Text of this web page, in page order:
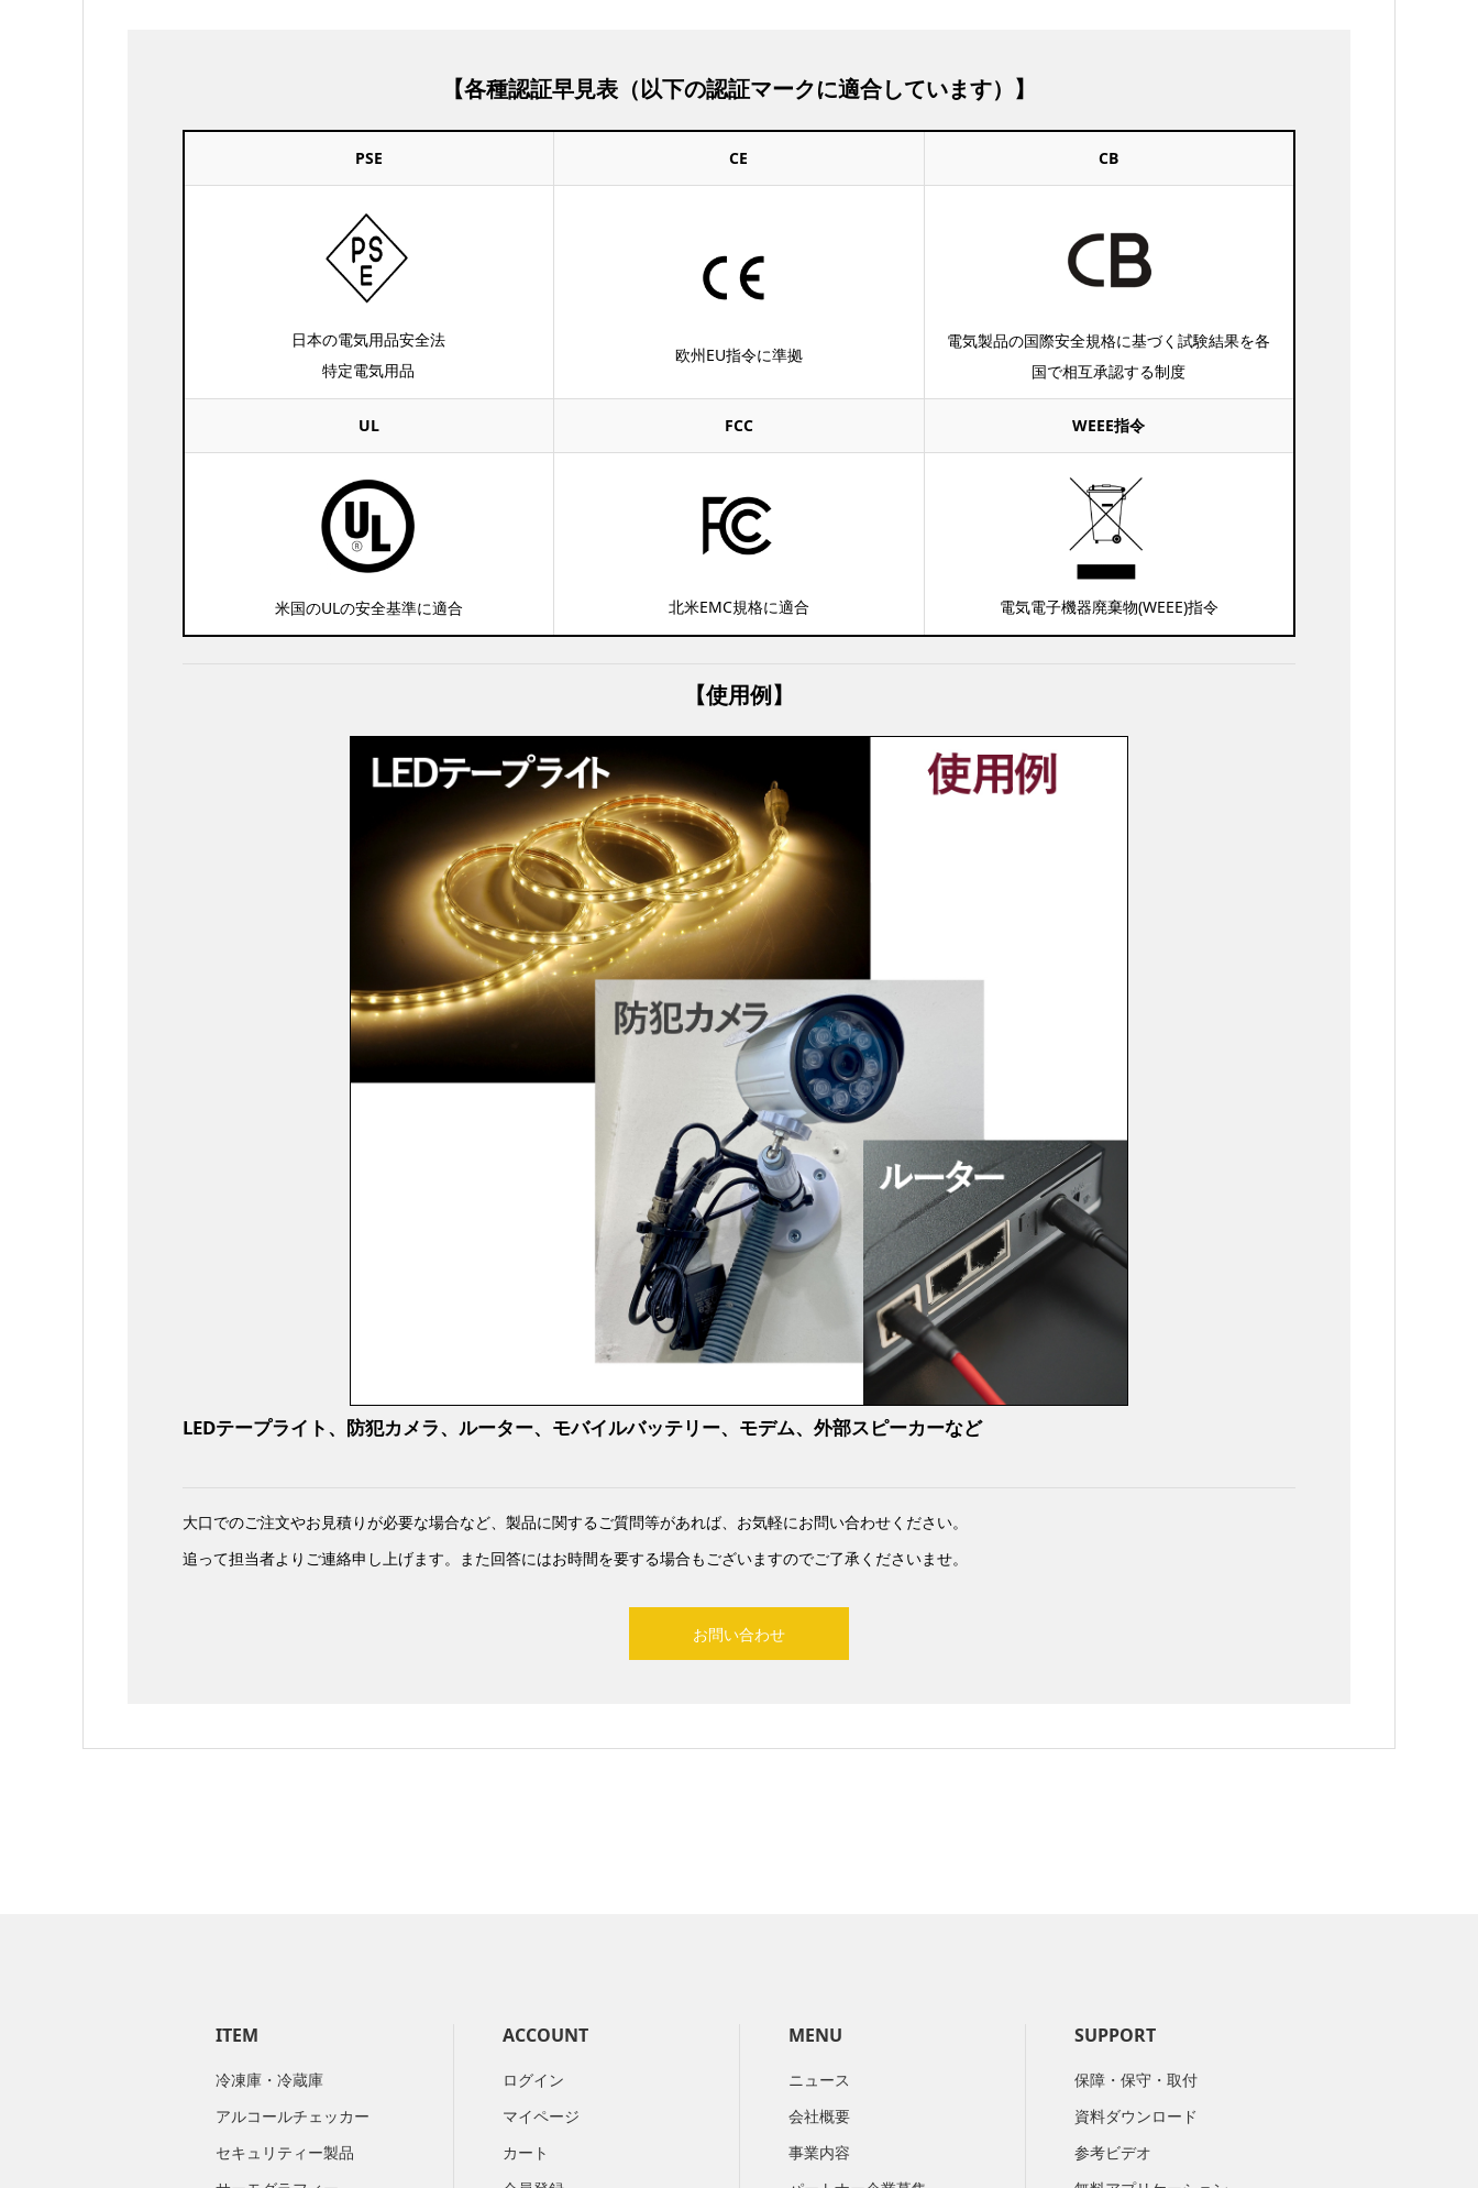
【各種認証早見表（以下の認証マークに適合しています）】
PSE CE CB
日本の電気用品安全法
特定電気用品
欧州EU指令に準拠
電気製品の国際安全規格に基づく試験結果を各
国で相互承認する制度
UL FCC WEEE指令
米国のULの安全基準に適合 北米EMC規格に適合 電気電子機器廃棄物(WEEE)指令
【使用例】
LEDテープライト、防犯カメラ、ルーター、モバイルバッテリー、モデム、外部スピーカーなど
大口でのご注文やお見積りが必要な場合など、製品に関するご質問等があれば、お気軽にお問い合わせください。
追って担当者よりご連絡申し上げます。また回答にはお時間を要する場合もございますのでご了承くださいませ。​
お問い合わせ
ITEM
冷凍庫・冷蔵庫
アルコールチェッカー
セキュリティー製品
ACCOUNT
ログイン
マイページ
カート
MENU
ニュース
会社概要
​事業内容
SUPPORT
保障・保守・取付
資料ダウンロード
参考ビデオ